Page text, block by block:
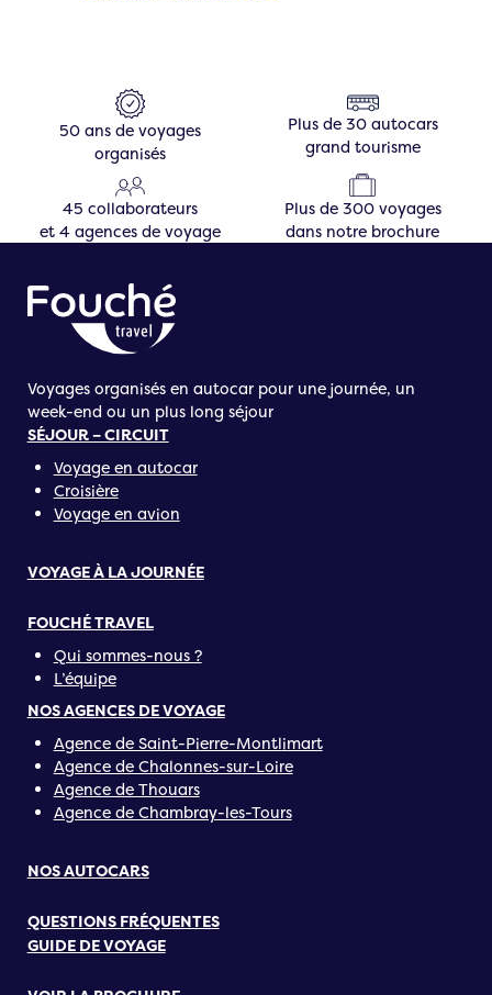
50 ans de voyages
organisés
Plus de 30 autocars
grand tourisme
45 collaborateurs
et 4 agences de voyage
Plus de 300 voyages
dans notre brochure
Voyages organisés en autocar pour une journée, un
week-end ou un plus long séjour
SÉJOUR – CIRCUIT
Voyage en autocar
Croisière
Voyage en avion
VOYAGE À LA JOURNÉE
FOUCHÉ TRAVEL
Qui sommes-nous ?
L’équipe
NOS AGENCES DE VOYAGE
Agence de Saint-Pierre-Montlimart
Agence de Chalonnes-sur-Loire
Agence de Thouars
Agence de Chambray-les-Tours
NOS AUTOCARS
QUESTIONS FRÉQUENTES
GUIDE DE VOYAGE